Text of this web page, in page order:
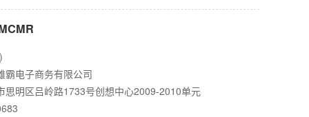
霸电子商务有限公司
思明区吕岭路1733号创想中心2009-2010单元